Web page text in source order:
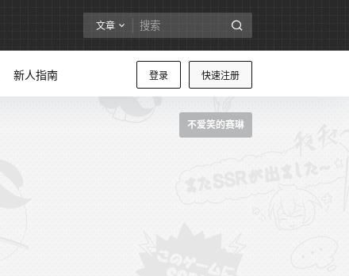
文章
登录 快速注册
新人指南
不爱笑的赛琳